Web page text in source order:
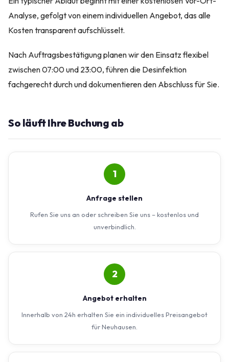
Analyse, gefolgt von einem individuellen Angebot, das alle
Kosten transparent aufschlüsselt.
Nach Auftragsbestätigung planen wir den Einsatz flexibel
zwischen 07:00 und 23:00, führen die Desinfektion
fachgerecht durch und dokumentieren den Abschluss für Sie.
So läuft Ihre Buchung ab
1
Anfrage stellen
Rufen Sie uns an oder schreiben Sie uns – kostenlos und
unverbindlich.
2
Angebot erhalten
Innerhalb von 24h erhalten Sie ein individuelles Preisangebot
für Neuhausen.